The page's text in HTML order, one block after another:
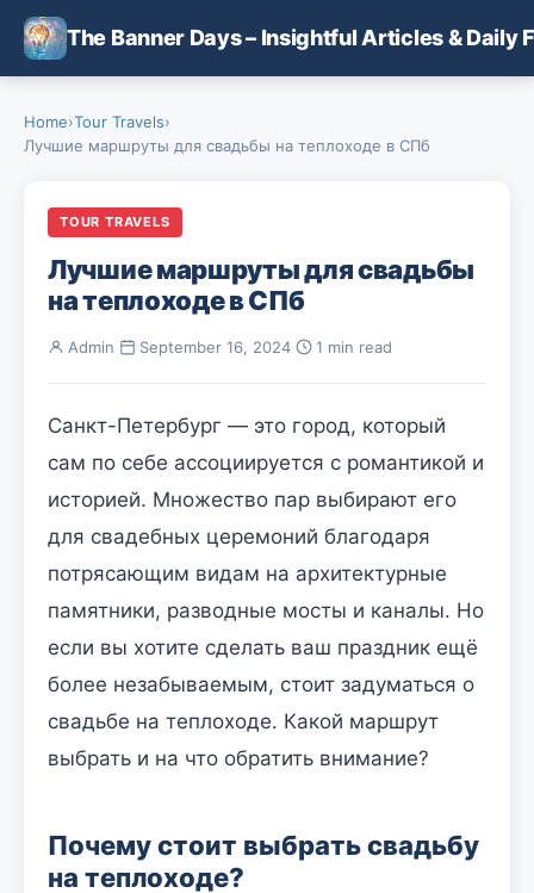
Skip to main content
The Banner Days – Insightful Articles & Daily
Home›Tour Travels›
Лучшие маршруты для свадьбы на теплоходе в СПб
TOUR TRAVELS
Лучшие маршруты для свадьбы
на теплоходе в СПб
Admin September 16, 2024 1 min read
Санкт-Петербург — это город, который
сам по себе ассоциируется с романтикой и
историей. Множество пар выбирают его
для свадебных церемоний благодаря
потрясающим видам на архитектурные
памятники, разводные мосты и каналы. Но
если вы хотите сделать ваш праздник ещё
более незабываемым, стоит задуматься о
свадьбе на теплоходе. Какой маршрут
выбрать и на что обратить внимание?
Почему стоит выбрать свадьбу
на теплоходе?